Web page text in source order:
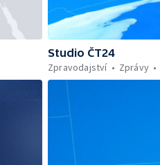
Studio ČT24
Zpravodajství
Zprávy